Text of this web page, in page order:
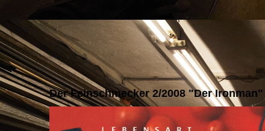
Der Feinschmecker 2/2008 "Der